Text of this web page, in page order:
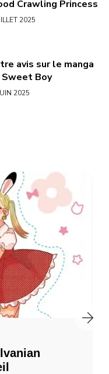
Crawling Princess
2025
avis sur le manga
Sweet Boy
2025